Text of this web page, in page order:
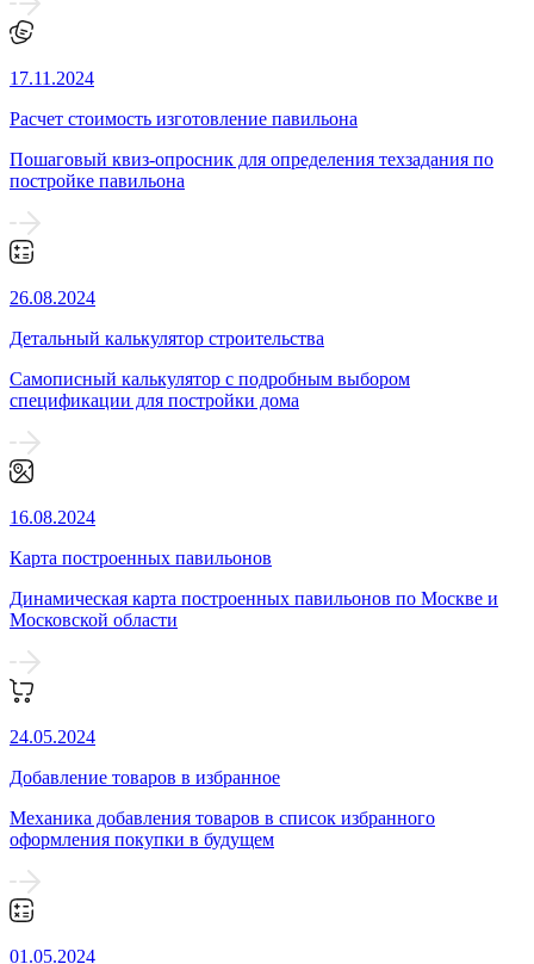
17.11.2024
Расчет стоимость изготовление павильона
Пошаговый квиз-опросник для определения техзадания по
постройке павильона
26.08.2024
Детальный калькулятор строительства
Самописный калькулятор с подробным выбором
спецификации для постройки дома
16.08.2024
Карта построенных павильонов
Динамическая карта построенных павильонов по Москве и
Московской области
24.05.2024
Добавление товаров в избранное
Механика добавления товаров в список избранного
оформления покупки в будущем
01.05.2024